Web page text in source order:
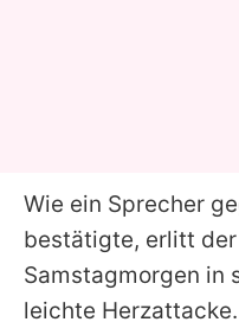
Wie ein Sprecher
bestätigte, erlitt der
Samstagmorgen in
leichte